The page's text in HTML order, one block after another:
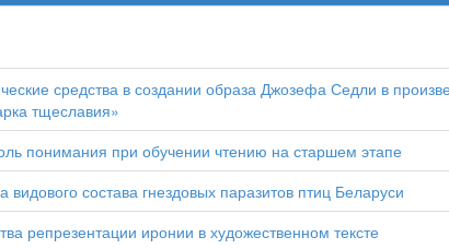
средства в создании образа Джозефа Седли в
тщеславия»
понимания при обучении чтению на старшем этапе
видового состава гнездовых паразитов птиц Беларуси
репрезентации иронии в художественном тексте